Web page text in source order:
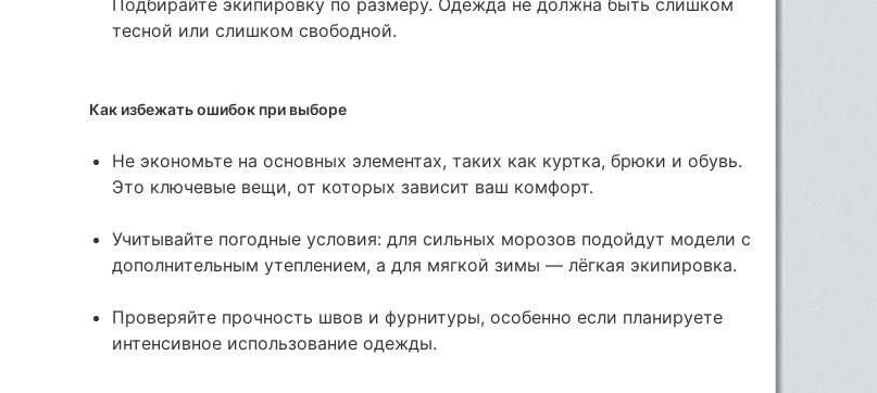
тесной или слишком свободной.
Как избежать ошибок при выборе
Не экономьте на основных элементах, таких как куртка, брюки и обувь.
Это ключевые вещи, от которых зависит ваш комфорт.
Учитывайте погодные условия: для сильных морозов подойдут модели с
дополнительным утеплением, а для мягкой зимы — лёгкая экипировка.
Проверяйте прочность швов и фурнитуры, особенно если планируете
интенсивное использование одежды.